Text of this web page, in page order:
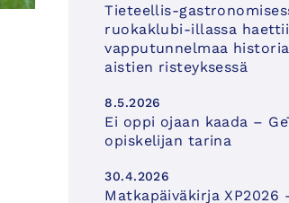
Tieteellis-
ruokaklubi-illassa
vapputunnelmaa
aistien risteyksessä
8.5.2026
Ei oppi ojaan kaada –
opiskelijan tarina
30.4.2026
Matkapäiväkirja XP2026